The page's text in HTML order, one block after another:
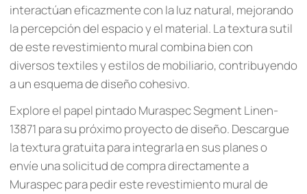
interactúan eficazmente con la luz natural, mejorando
la percepción del espacio y el material. La textura sutil
de este revestimiento mural combina bien con
diversos textiles y estilos de mobiliario, contribuyendo
a un esquema de diseño cohesivo.
Explore el papel pintado Muraspec Segment Linen-
13871 para su próximo proyecto de diseño. Descargue
la textura gratuita para integrarla en sus planes o
envíe una solicitud de compra directamente a
Muraspec para pedir este revestimiento mural de